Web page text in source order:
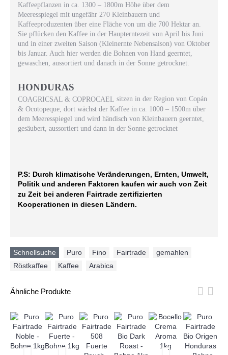
Kaffeepflanzen in ca. 1300 – 1800m Höhe über dem
Meeresspiegel mit ungefähr 270 Kleinbauern und
Kaffeeproduzenten über eine Fläche von um die 700 Hektar an.
Sie pflücken den Kaffee in der Haupterntezeit von April bis Juni
und in einer zweiten Saison (Kleinernte Nebensaison) von Oktober
bis Januar. Auch hier werden die Bohnen von Hand geerntet,
gewaschen, aussortiert und danach in der Sonne getrocknet.
HONDURAS
COAGRICSAL & COPROCAEL sitzen in der Region von Copán
& Ocotopeque, dort wächst der Kaffee in ca. 1000 – 1500m über
dem Meeresspiegel und wird händisch von Kleinbauern geerntet,
gesäubert, aussortiert und dann in der Sonne getrocknet
P.S: Durch klimatische Veränderungen, Ernten, Umwelt,
Politik und anderen Faktoren kaufen wir auch von Zeit
zu Zeit bei anderen Fairtrade zertifizierten
Kooperationen in diesen Ländern.
Schnellsuche Puro Fino Fairtrade gemahlen
Röstkaffee
Kaffee Arabica
Ähnliche Produkte